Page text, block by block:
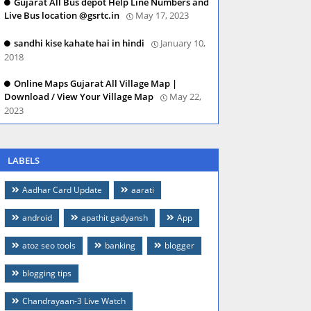
Live Bus location @gsrtc.in
May 17, 2023
sandhi kise kahate hai in hindi
January 10,
2018
Online Maps Gujarat All Village Map |
Download / View Your Village Map
May 22,
2023
LABELS
Aadhar Card Update aarati
android apathit gadyansh App
atoz seo tools banking blogger
blogging tips
Chandrayaan-3 Live Watch